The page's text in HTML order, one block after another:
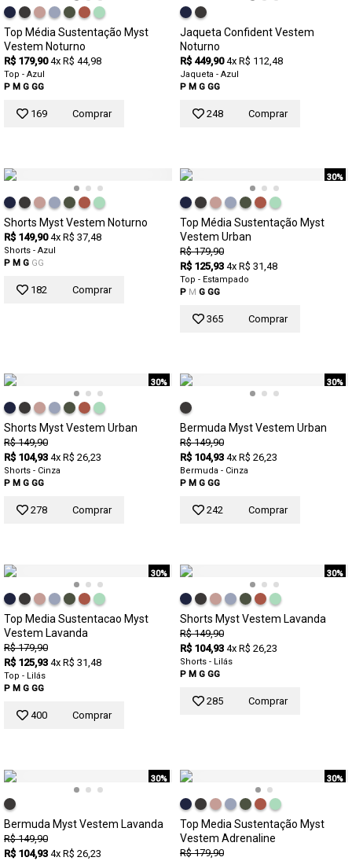
Top Média Sustentação Myst
Vestem Noturno
R$ 179,90 4x R$ 44,98
Top - Azul
P M G GG
169 Comprar
Jaqueta Confident Vestem
Noturno
R$ 449,90 4x R$ 112,48
Jaqueta - Azul
P M G GG
248 Comprar
Shorts Myst Vestem Noturno
R$ 149,90 4x R$ 37,48
Shorts - Azul
P M G GG
182 Comprar
30%
Top Média Sustentação Myst
Vestem Urban
R$ 179,90
R$ 125,93 4x R$ 31,48
Top - Estampado
P M G GG
365 Comprar
30%
Shorts Myst Vestem Urban
R$ 149,90
R$ 104,93 4x R$ 26,23
Shorts - Cinza
P M G GG
278 Comprar
30%
Bermuda Myst Vestem Urban
R$ 149,90
R$ 104,93 4x R$ 26,23
Bermuda - Cinza
P M G GG
242 Comprar
30%
Top Media Sustentacao Myst
Vestem Lavanda
R$ 179,90
R$ 125,93 4x R$ 31,48
Top - Lilás
P M G GG
400 Comprar
30%
Shorts Myst Vestem Lavanda
R$ 149,90
R$ 104,93 4x R$ 26,23
Shorts - Lilás
P M G GG
285 Comprar
30%
Bermuda Myst Vestem Lavanda
R$ 149,90
R$ 104,93 4x R$ 26,23
30%
Top Media Sustentação Myst
Vestem Adrenaline
R$ 179,90